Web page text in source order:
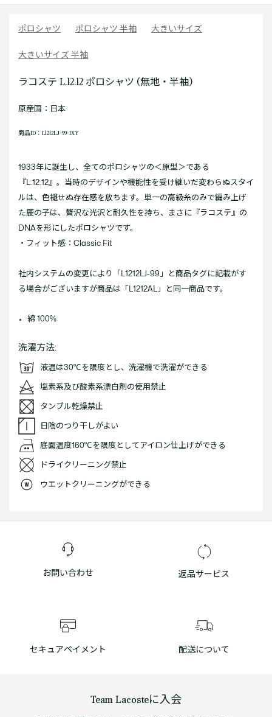
ポロシャツ ポロシャツ 半袖 大きいサイズ
大きいサイズ 半袖
ラコステ L.12.12 ポロシャツ (無地・半袖)
原産国：日本
商品ID：L1212LJ-99-IXY
1933年に誕生し、全てのポロシャツの＜原型＞である
『L.12.12』。当時のデザインや機能性を受け継いだ変わらぬスタイ
ルは、色褪せぬ存在感を放ちます。単一の高級糸のみで編み上げ
た鹿の子は、贅沢な光沢と耐久性を持ち、まさに『ラコステ』の
DNAを形にしたポロシャツです。
・フィット感：Classic Fit
社内システムの変更により「L1212LJ-99」と商品タグに記載がす
る場合がございますが商品は「L1212AL」と同一商品です。
綿 100%
洗濯方法:
液温は30℃を限度とし、洗濯機で洗濯ができる
塩素系及び酸素系漂白剤の使用禁止
タンブル乾燥禁止
日陰のつり干しがよい
底面温度160℃を限度としてアイロン仕上げができる
ドライクリーニング禁止
ウエットクリーニングができる
お問い合わせ 返品サービス
セキュアペイメント 配送について
Team Lacosteに入会